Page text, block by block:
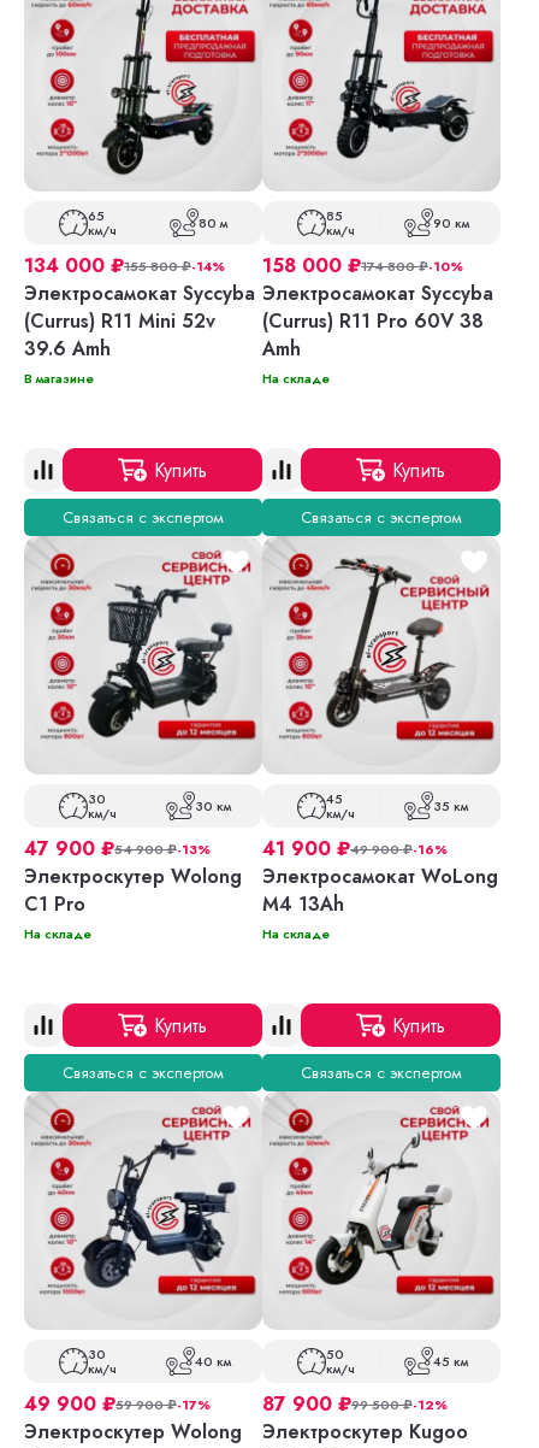
65
км/ч 80 м
134 000 ₽155 800₽-14%
Электросамокат Syccyba
(Currus) R11 Mini 52v
39.6 Amh
В магазине
Купить
Связаться с экспертом
85
км/ч 90 км
158 000 ₽174 800₽-10%
Электросамокат Syccyba
(Currus) R11 Pro 60V 38
Amh
На складе
Купить
Связаться с экспертом
30
км/ч 30 км
47 900 ₽54 900₽-13%
Электроскутер Wolong
C1 Pro
На складе
Купить
Связаться с экспертом
45
км/ч 35 км
41 900 ₽49 900₽-16%
Электросамокат WoLong
M4 13Ah
На складе
Купить
Связаться с экспертом
30
км/ч 40 км
49 900 ₽59 900₽-17%
Электроскутер Wolong
50
км/ч 45 км
87 900 ₽99 500₽-12%
Электроскутер Kugoo